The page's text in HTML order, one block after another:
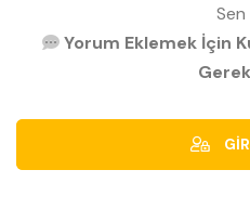
Sen
Yorum Eklemek İçin